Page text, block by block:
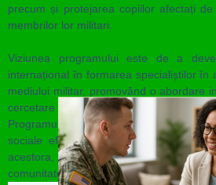
precum și protejarea copiilor afectați
membrilor lor militari.
Viziunea programului este de a
internațional în formarea specialiștilor în
mediului militar, promovând o abordare
cercetare științifică, practici etice și
Programul își propune să contribuie
sociale eficiente și sensibile la
acestora, consolidând legătura
comunitate.